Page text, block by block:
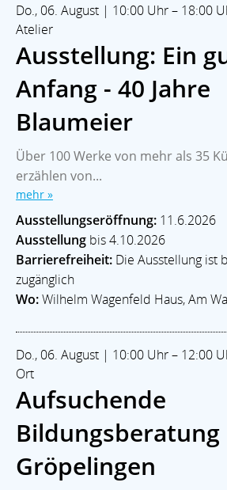
Do., 06. August | 10:00 Uhr – 18:00
Atelier
Ausstellung: Ein
Anfang - 40 Jahre
Blaumeier
Über 100 Werke von mehr als 35
erzählen von...
mehr »
Ausstellungseröffnung: 11.6.2026
Ausstellung bis 4.10.2026
Barrierefreiheit: Die Ausstellung ist
zugänglich
Wo:Wilhelm Wagenfeld Haus, Am
Do., 06. August | 10:00 Uhr – 12:00
Ort
Aufsuchende
Bildungsberatung
Gröpelingen